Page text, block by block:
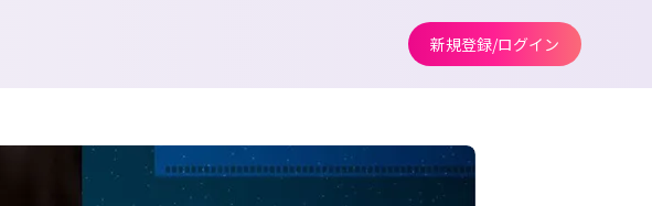
新規登録/ログイン